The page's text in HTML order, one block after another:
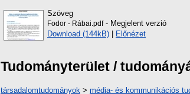
Szöveg
Fodor - Rábai.pdf- Megjelent verzió
Download (144kB) | Előnézet
Tudományterület /
társadalomtudományok > média- és kommunikációs